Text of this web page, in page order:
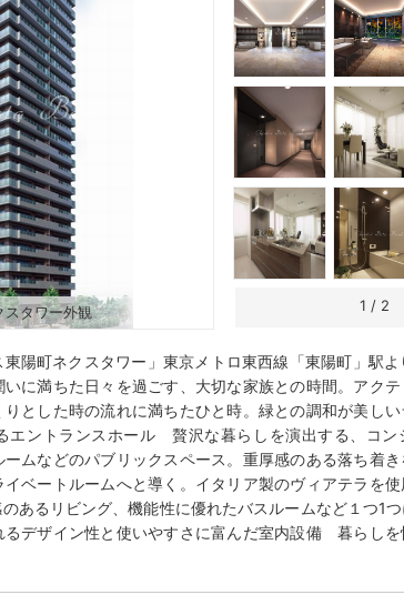
スタワー外観 1 / 2
陽町ネクスタワー」東京メトロ東西線「東陽町」駅
に満ちた日々を過ごす、大切な家族との時間。アク
とした時の流れに満ちたひと時。緑との調和が美し
エントランスホール 贅沢な暮らしを演出する、コン
ムなどのパブリックスペース。重厚感のある落ち着
ベートルームへと導く。イタリア製のヴィアテラを
あるリビング、機能性に優れたバスルームなど１つ1
るデザイン性と使いやすさに富んだ室内設備 暮らし